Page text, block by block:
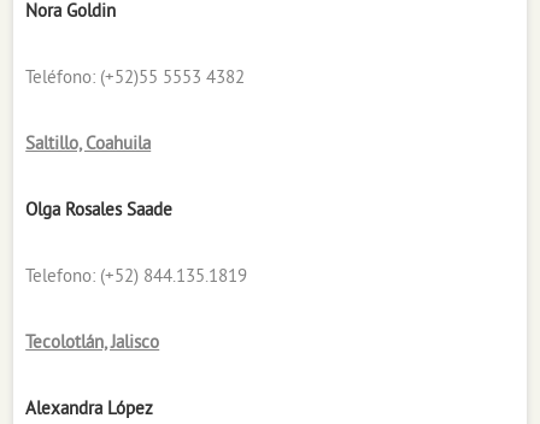
Nora Goldin
Teléfono: (+52)55 5553 4382
Saltillo, Coahuila
Olga Rosales Saade
Telefono: (+52) 844.135.1819
Tecolotlán, Jalisco
Alexandra López